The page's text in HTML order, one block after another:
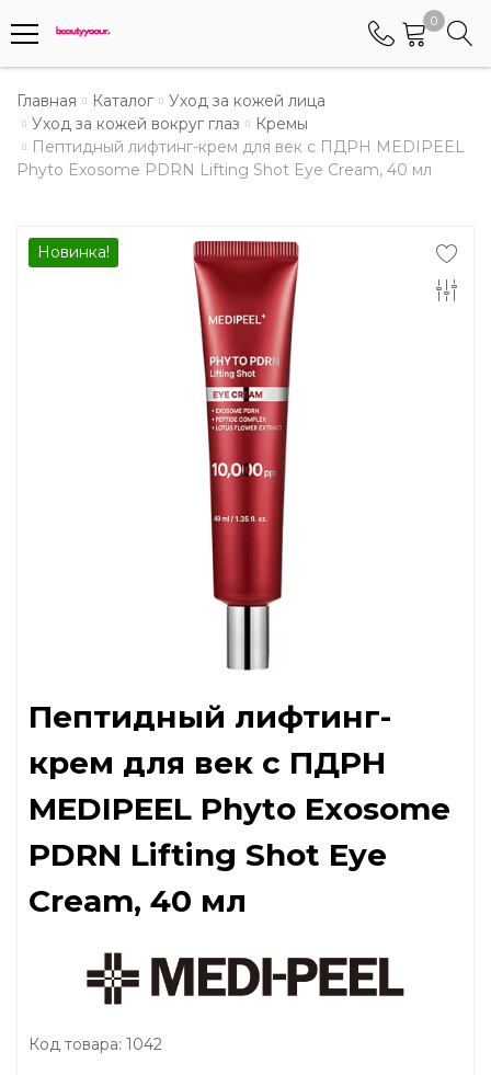
0
Телефоны
+375 (29) 8405655
Менеджер по работе АБС клиентами
Контактный номер для обращения граждан
Главная Каталог
Уход за кожей лица
Уход за кожей вокруг глаз
Кремы
Пептидный лифтинг-крем для век с ПДРН MEDIPEEL
Phyto Exosome PDRN Lifting Shot Eye Cream, 40 мл
Новинка!
Пептидный лифтинг-
крем для век с ПДРН
MEDIPEEL Phyto Exosome
PDRN Lifting Shot Eye
Cream, 40 мл
Код товара: 1042